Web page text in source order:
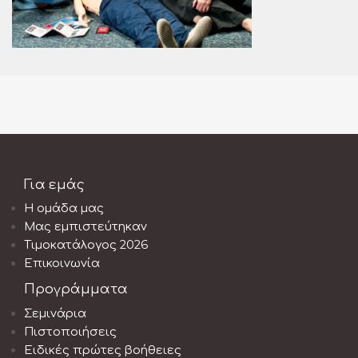
Για εμάς
Η ομάδα μας
Μας εμπιστεύτηκαν
Τιμοκατάλογος 2026
Επικοινωνία
Προγράμματα
Σεμινάρια
Πιστοποιήσεις
Ειδικές πρώτες βοήθειες